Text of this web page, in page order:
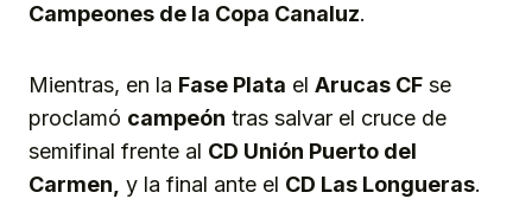
Campeones de la Copa Canaluz.
Mientras, en la Fase Plata el Arucas CF se
proclamó campeón tras salvar el cruce de
semifinal frente al CD Unión Puerto del
Carmen, y la final ante el CD Las Longueras.